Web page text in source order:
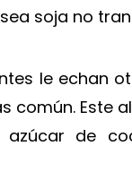
soja no
le echan
común. Este
de